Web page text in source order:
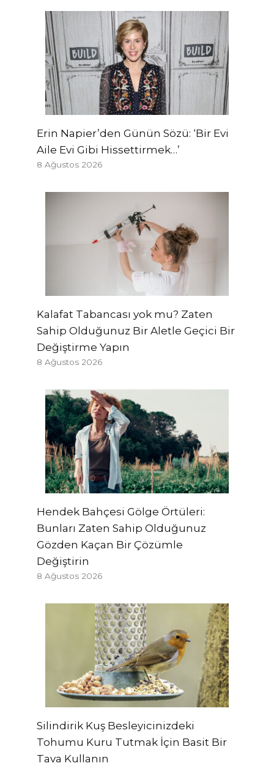
Erin Napier’den Günün Sözü: ‘Bir Evi
Aile Evi Gibi Hissettirmek…’
8 Ağustos 2026
Kalafat Tabancası yok mu? Zaten
Sahip Olduğunuz Bir Aletle Geçici Bir
Değiştirme Yapın
8 Ağustos 2026
Hendek Bahçesi Gölge Örtüleri:
Bunları Zaten Sahip Olduğunuz
Gözden Kaçan Bir Çözümle
Değiştirin
8 Ağustos 2026
Silindirik Kuş Besleyicinizdeki
Tohumu Kuru Tutmak İçin Basit Bir
Tava Kullanın